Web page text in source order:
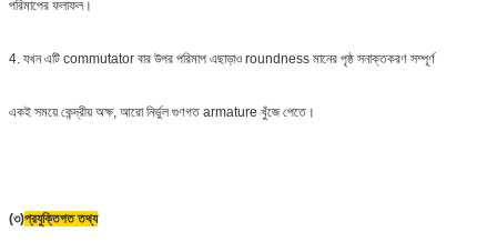
পরিমাপের ফলাফল।
4. যখন এটি commutator বার উপর পরিমাপ এছাড়াও roundness মানের পৃষ্ঠ সনাক্তকরণ সম্পূর্ণ
একই সময়ে কেন্দ্রীয় অক্ষ, আরো নির্ভুল গুণগত armature খুঁজে পেতে।
(৩)প্রযুক্তিগত তথ্য